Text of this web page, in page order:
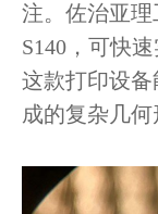
注。佐治亚理
S140，可快
这款打印设
成的复杂几何